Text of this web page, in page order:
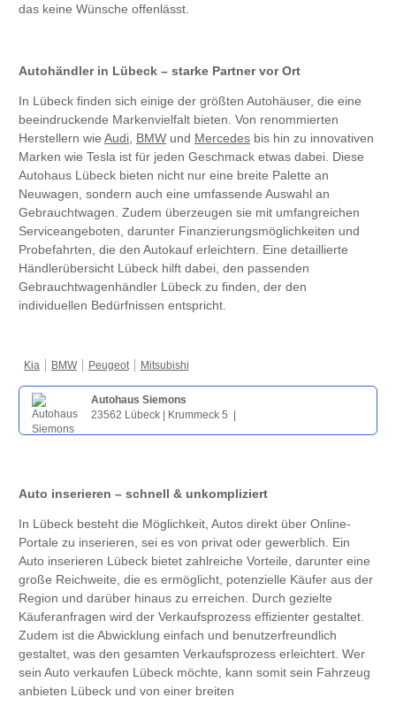
das keine Wünsche offenlässt.
Autohändler in Lübeck – starke Partner vor Ort
In Lübeck finden sich einige der größten Autohäuser, die eine
beeindruckende Markenvielfalt bieten. Von renommierten
Herstellern wie Audi BMW und Mercedes bis hin zu innovativen
Marken wie Tesla ist für jeden Geschmack etwas dabei. Diese
Autohaus Lübeck bieten nicht nur eine breite Palette an
Neuwagen, sondern auch eine umfassende Auswahl an
Gebrauchtwagen. Zudem überzeugen sie mit umfangreichen
Serviceangeboten, darunter Finanzierungsmöglichkeiten und
Probefahrten, die den Autokauf erleichtern. Eine detaillierte
Händlerübersicht Lübeck hilft dabei, den passenden
Gebrauchtwagenhändler Lübeck zu finden, der den
individuellen Bedürfnissen entspricht.
Kia BMW Peugeot Mitsubishi
Autohaus Siemons
23562 Lübeck | Krummeck 5 |
Auto inserieren – schnell & unkompliziert
In Lübeck besteht die Möglichkeit, Autos direkt über Online-
Portale zu inserieren, sei es von privat oder gewerblich. Ein
Auto inserieren Lübeck bietet zahlreiche Vorteile, darunter eine
große Reichweite, die es ermöglicht, potenzielle Käufer aus der
Region und darüber hinaus zu erreichen. Durch gezielte
Käuferanfragen wird der Verkaufsprozess effizienter gestaltet.
Zudem ist die Abwicklung einfach und benutzerfreundlich
gestaltet, was den gesamten Verkaufsprozess erleichtert. Wer
sein Auto verkaufen Lübeck möchte, kann somit sein Fahrzeug
anbieten Lübeck und von einer breiten